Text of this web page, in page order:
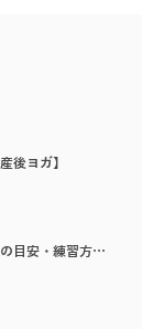
後ヨガ】
目安・練習方…